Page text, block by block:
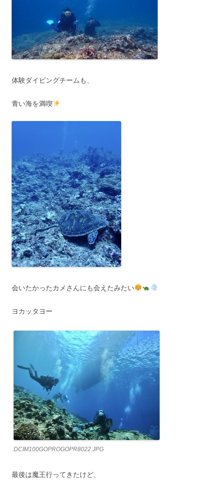
体験ダイビングチームも、
青い海を満喫
会いたかったカメさんにも会えたみたい
ヨカッタヨー
DCIM100GOPROGOPR8022.JPG
最後は魔王行ってきたけど、